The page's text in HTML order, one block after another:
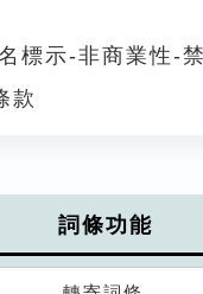
標示-非商業性-
款
詞條功能